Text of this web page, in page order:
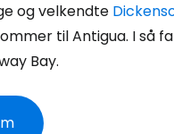
og velkendte
til Antigua. I så
Bay.